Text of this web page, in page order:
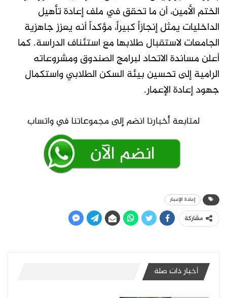
الختم الأمين، أن ما تحقق في ملف إعادة تأهيل
الداخليات يمثل إنجازاً كبيراً، مؤكداً أنه يعزز جاهزية
الجامعات لاستقبال طلابها مع استئناف الدراسة. كما
أعلن مساندة الاتحاد لبرامج الصندوق ومشروعاته
الرامية إلى تحسين بيئة السكن الطلابي واستكمال
جهود إعادة الإعمار.
إعادة الإعمار
مشاركة
أخبار ذات صلة